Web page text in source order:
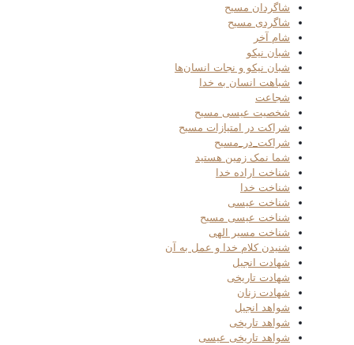
شاگردان مسیح
شاگردی مسیح
شام آخر
شبان نیکو
شبان نیکو و نجات انسان‌ها
شباهت انسان به خدا
شجاعت
شخصیت عیسی مسیح
شراکت در امتیازات مسیح
شراکت_در_مسیح
شما نمک زمین هستید
شناخت اراده خدا
شناخت خدا
شناخت عیسی
شناخت عیسی مسیح
شناخت مسیر الهی
شنیدن کلام خدا و عمل به آن
شهادت انجیل
شهادت تاریخی
شهادت زنان
شواهد انجیل
شواهد تاریخی
شواهد تاریخی عیسی